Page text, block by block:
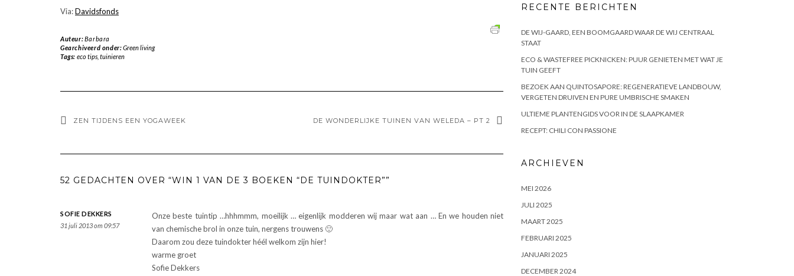
Via:Davidsfonds
Auteur:Barbara
Gearchiveerd onder:Green living
Tags: eco tips, tuinieren
ZEN TIJDENS EEN YOGAWEEK DE WONDERLIJKE TUINEN VAN WELEDA – PT 2
52 GEDACHTEN OVER “WIN 1 VAN DE 3 BOEKEN “DE TUINDOKTER””
SOFIE DEKKERS
31 juli 2013 om 09:57
Onze beste tuintip …hhhmmm, moeilijk … eigenlijk modderen wij maar wat aan … En we houden niet
van chemische brol in onze tuin, nergens trouwens 🙂
Daarom zou deze tuindokter héél welkom zijn hier!
warme groet
Sofie Dekkers
RECENTE BERICHTEN
DE WIJ-GAARD, EEN BOOMGAARD WAAR DE WIJ CENTRAAL
STAAT
ECO & WASTEFREE PICKNICKEN: PUUR GENIETEN MET WAT JE
TUIN GEEFT
BEZOEK AAN QUINTOSAPORE: REGENERATIEVE LANDBOUW,
VERGETEN DRUIVEN EN PURE UMBRISCHE SMAKEN
ULTIEME PLANTENGIDS VOOR IN DE SLAAPKAMER
RECEPT: CHILI CON PASSIONE
ARCHIEVEN
MEI 2026
JULI 2025
MAART 2025
FEBRUARI 2025
JANUARI 2025
DECEMBER 2024